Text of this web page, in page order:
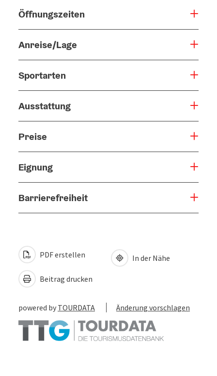
Öffnungszeiten
Anreise/Lage
Sportarten
Ausstattung
Preise
Eignung
Barrierefreiheit
PDF erstellen
Beitrag drucken
In der Nähe
powered by TOURDATA Änderung vorschlagen